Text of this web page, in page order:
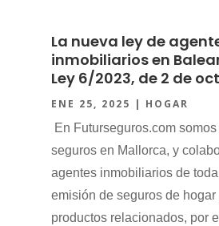
La nueva ley de
inmobiliarios en
Ley 6/2023, de 2 de
ENE 25, 2025 | HOGAR
En Futurseguros.com
seguros en Mallorca, y
agentes inmobiliarios de
emisión de seguros de hogar
productos relacionados, por